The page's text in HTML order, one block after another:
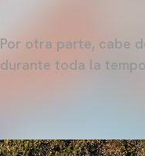
Por otra parte, cabe
durante toda la